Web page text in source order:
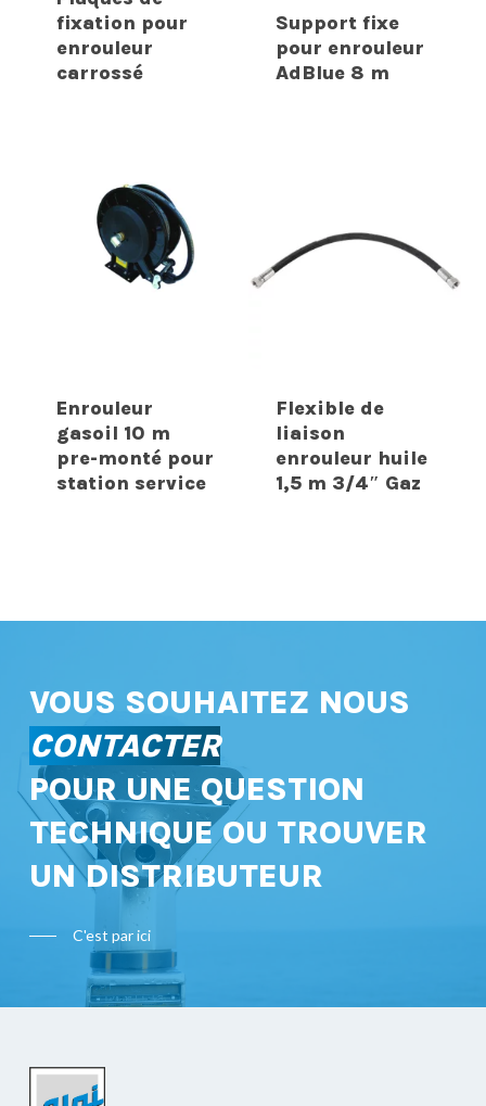
fixation pour
enrouleur
carrossé
Support fixe
pour enrouleur
AdBlue 8 m
Enrouleur
gasoil 10 m
pre-monté pour
station service
Flexible de
liaison
enrouleur huile
1,5 m 3/4″ Gaz
VOUS SOUHAITEZ NOUS
CONTACTER
POUR UNE QUESTION
TECHNIQUE OU TROUVER
UN DISTRIBUTEUR
C'est par ici